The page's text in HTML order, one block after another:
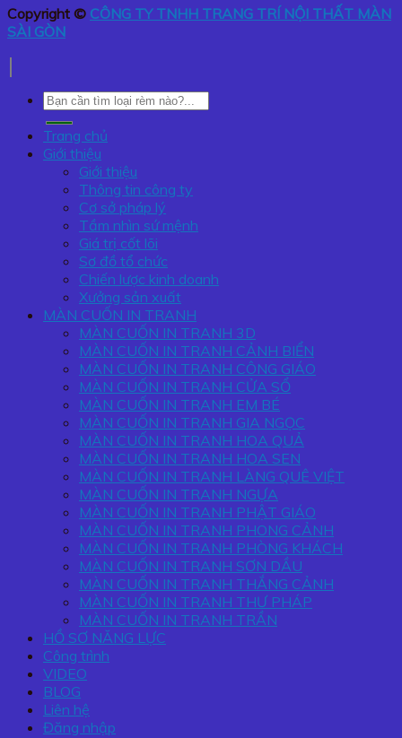
Copyright © CÔNG TY TNHH TRANG TRÍ NỘI THẤT MÀN
SÀI GÒN
Tìm
kiếm:
Trang chủ
Giới thiệu
Giới thiệu
Thông tin công ty
Cơ sở pháp lý
Tầm nhìn sứ mệnh
Giá trị cốt lõi
Sơ đồ tổ chức
Chiến lược kinh doanh
Xưởng sản xuất
MÀN CUỐN IN TRANH
MÀN CUỐN IN TRANH 3D
MÀN CUỐN IN TRANH CẢNH BIỂN
MÀN CUỐN IN TRANH CÔNG GIÁO
MÀN CUỐN IN TRANH CỬA SỔ
MÀN CUỐN IN TRANH EM BÉ
MÀN CUỐN IN TRANH GIA NGỌC
MÀN CUỐN IN TRANH HOA QUẢ
MÀN CUỐN IN TRANH HOA SEN
MÀN CUỐN IN TRANH LÀNG QUÊ VIỆT
MÀN CUỐN IN TRANH NGỰA
MÀN CUỐN IN TRANH PHẬT GIÁO
MÀN CUỐN IN TRANH PHONG CẢNH
MÀN CUỐN IN TRANH PHÒNG KHÁCH
MÀN CUỐN IN TRANH SƠN DẦU
MÀN CUỐN IN TRANH THẮNG CẢNH
MÀN CUỐN IN TRANH THƯ PHÁP
MÀN CUỐN IN TRANH TRẦN
HỒ SƠ NĂNG LỰC
Công trình
VIDEO
BLOG
Liên hệ
Đăng nhập